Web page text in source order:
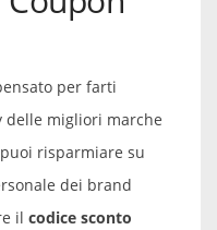
per farti
migliori marche
risparmiare su
dei brand
il codice sconto